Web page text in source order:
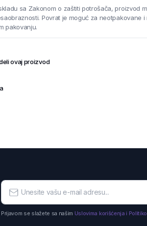
sa Zakonom o zaštiti potrošača, proizvod
Povrat je moguć za neotpakovane i
pakovanju.
ovaj proizvod
Prijavom se slažete sa našim Uslovima korišćenja i